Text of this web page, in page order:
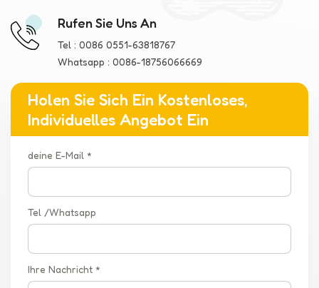
Rufen Sie Uns An
Tel : 0086 0551-63818767
Whatsapp : 0086-18756066669
Holen Sie Sich Ein Kostenloses,
Individuelles Angebot Ein
deine E-Mail *
Tel /Whatsapp
Ihre Nachricht *